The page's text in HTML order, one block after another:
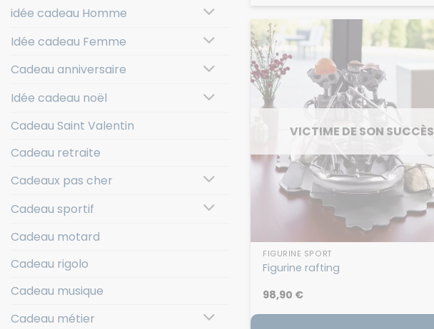
idée cadeau Homme
Idée cadeau Femme
Cadeau anniversaire
Idée cadeau noël
Cadeau Saint Valentin
Cadeau retraite
Cadeaux pas cher
Cadeau sportif
Cadeau motard
Cadeau rigolo
Cadeau musique
Cadeau métier
VICTIME DE SON SUCCÈS
FIGURINE SPORT
Figurine rafting
98,90 €